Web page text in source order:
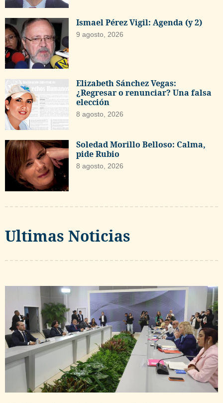
Ismael Pérez Vigil: Agenda (y 2)
9 agosto, 2026
Elizabeth Sánchez Vegas:
¿Regresar o renunciar? Una falsa
elección
8 agosto, 2026
Soledad Morillo Belloso: Calma,
pide Rubio
8 agosto, 2026
Ultimas Noticias